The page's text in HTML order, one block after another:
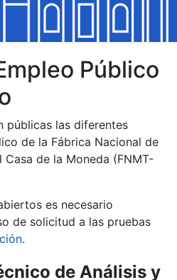
Público
públicas las diferentes
de la Fábrica Nacional de
de la Moneda (FNMT-
es necesario
de solicitud a las pruebas
.
de Análisis y